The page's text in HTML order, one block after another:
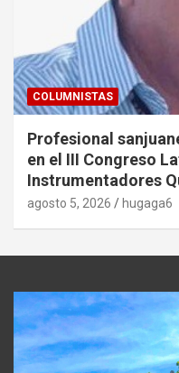
COLUMNISTAS
Profesional
en el III Congreso
Instrumentadores
agosto 5, 2026 hugaga6